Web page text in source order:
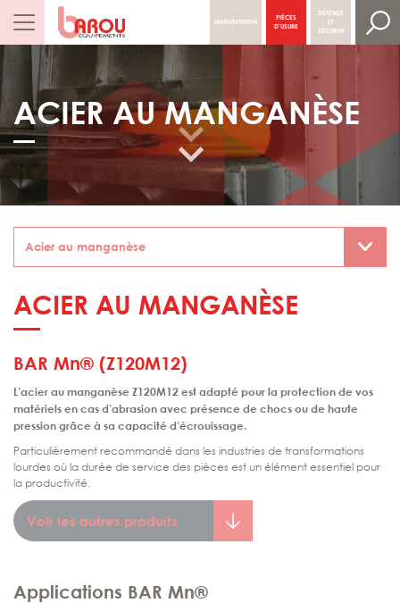
NAVIGATION PRINCIPALEMANUTENTION
PIÈCES
D’USURE
DÉFENSE
ET
SÉCURITÉ
ACIER AU MANGANÈSE
ACIER AU MANGANÈSE
BAR Mn® (Z120M12)
L’acier au manganèse Z120M12 est adapté pour la protection de vos
matériels en cas d’abrasion avec présence de chocs ou de haute
pression grâce à sa capacité d’écrouissage.
Particulièrement recommandé dans les industries de transformations
lourdes où la durée de service des pièces est un élément essentiel pour
la productivité.
Voir les autres produits
Applications BAR Mn®